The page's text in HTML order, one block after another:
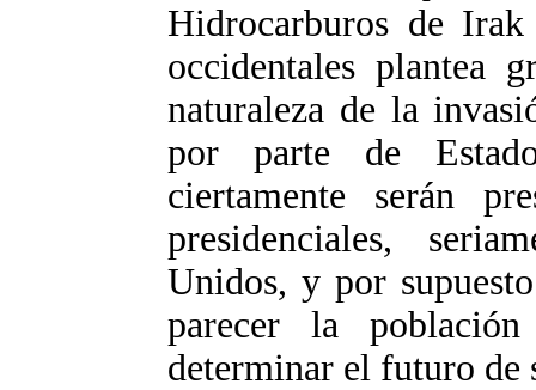
Hidrocarburos de
occidentales plantea
naturaleza de la
por parte de
ciertamente serán
presidenciales,
Unidos, y por
parecer la
determinar el futuro de